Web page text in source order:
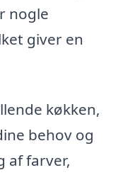
nogle
giver en
køkken,
behov og
af farver,